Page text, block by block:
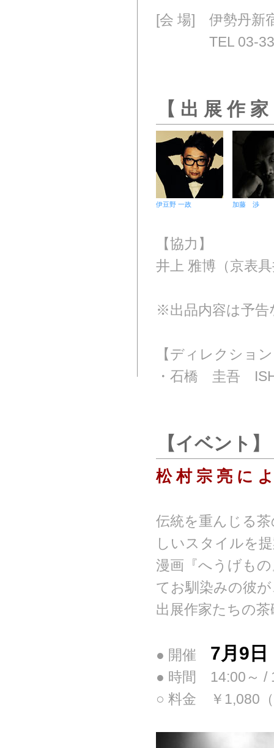
[会 場] 伊勢丹新
TEL 03-
【 出 展 作
伊豆野 一政 加藤 渉
【協力】
井上 雅博（京表
※出品内容は予告
【ディレクショ
・石橋 圭吾
【イベント】
松 村 宗 亮 に
伝統を重んじる
しいスタイルを
漫画『へうげも
てお馴染みの彼
出展作家たちの
● 開催 7月9日
● 時間 14:00～ /
○ 料金 ￥1,080